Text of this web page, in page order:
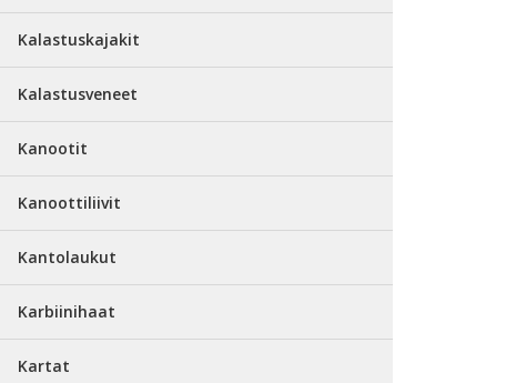
Kalastuskajakit
Kalastusveneet
Kanootit
Kanoottiliivit
Kantolaukut
Karbiinihaat
Kartat